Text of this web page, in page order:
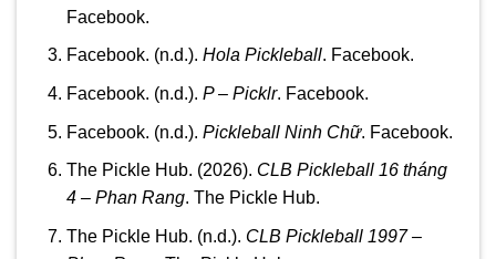
Facebook.
Facebook. (n.d.). Hola Pickleball. Facebook.
Facebook. (n.d.). P – Picklr. Facebook.
Facebook. (n.d.). Pickleball Ninh Chữ. Facebook.
The Pickle Hub. (2026). CLB Pickleball 16 tháng
4 – Phan Rang. The Pickle Hub.
The Pickle Hub. (n.d.). CLB Pickleball 1997 –